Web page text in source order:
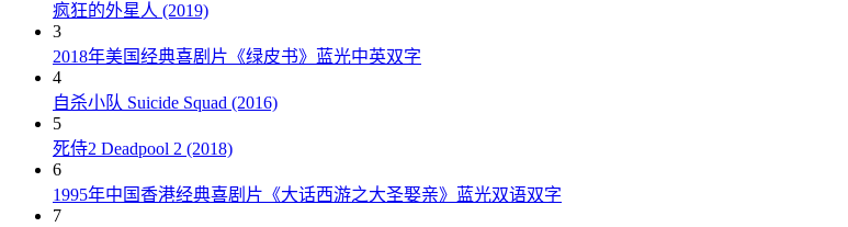
疯狂的外星人 (2019)
3
2018年美国经典喜剧片《绿皮书》蓝光中英双字
4
自杀小队 Suicide Squad (2016)
5
死侍2 Deadpool 2 (2018)
6
1995年中国香港经典喜剧片《大话西游之大圣娶亲》蓝光双语双字
7